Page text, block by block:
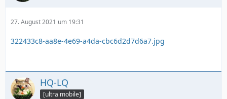
27. August 2021 um 19:31
322433c8-aa8e-4e69-a4da-cbc6d2d7d6a7.jpg
HQ-LQ
[ultra mobile]